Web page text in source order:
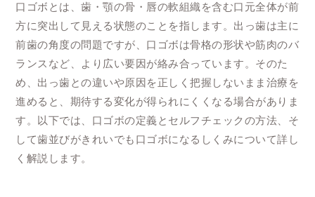
口ゴボとは、歯・顎の骨・唇の軟組織を含む口元全体が前
方に突出して見える状態のことを指します。出っ歯は主に
前歯の角度の問題ですが、口ゴボは骨格の形状や筋肉のバ
ランスなど、より広い要因が絡み合っています。そのた
め、出っ歯との違いや原因を正しく把握しないまま治療を
進めると、期待する変化が得られにくくなる場合がありま
す。以下では、口ゴボの定義とセルフチェックの方法、そ
して歯並びがきれいでも口ゴボになるしくみについて詳し
く解説します。